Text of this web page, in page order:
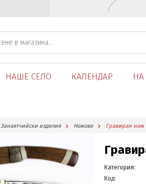
НАШЕ СЕЛО КАЛЕНДАР
Занаятчийски изделия Ножове Гравиран нож
Категория:
Код: